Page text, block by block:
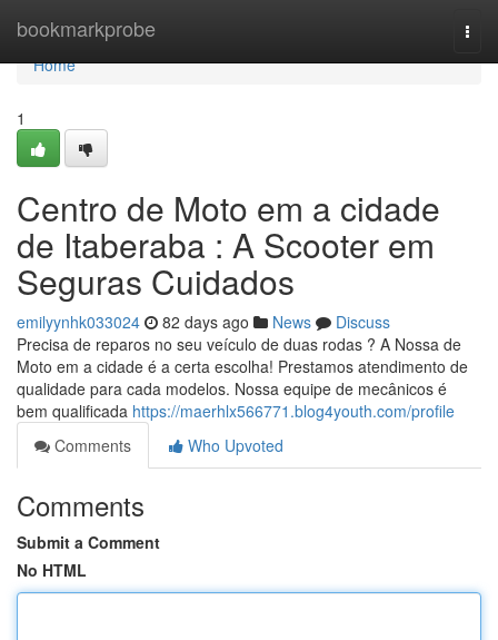
bookmarkprobe
Home
Home
1
Centro de Moto em a cidade
de Itaberaba : A Scooter em
Seguras Cuidados
emilyynhk033024 82 days ago News
Discuss
Precisa de reparos no seu veículo de duas rodas ? A Nossa de
Moto em a cidade é a certa escolha! Prestamos atendimento de
qualidade para cada modelos. Nossa equipe de mecânicos é
bem qualificada https://maerhlx566771.blog4youth.com/profile
Comments
Who Upvoted
Comments
Submit a Comment
No HTML